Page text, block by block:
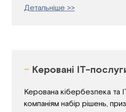
Детальніше >>
- Керовані ІТ-
Керована кібербезпека та
компаніям набір рішень,